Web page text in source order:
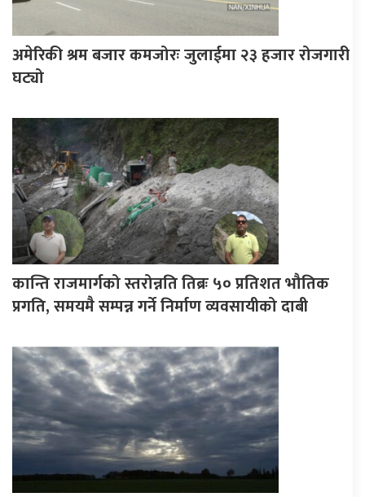
अमेरिकी श्रम बजार कमजोरः जुलाईमा २३ हजार रोजगारी
घट्यो
कान्ति राजमार्गको स्तरोन्नति तिब्रः ५० प्रतिशत भौतिक
प्रगति, समयमै सम्पन्न गर्ने निर्माण व्यवसायीको दाबी